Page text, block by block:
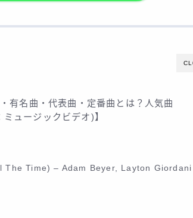
有名曲・代表曲・定番曲とは？人気曲
ュージックビデオ)】
The Time) – Adam Beyer, Layton Giordani